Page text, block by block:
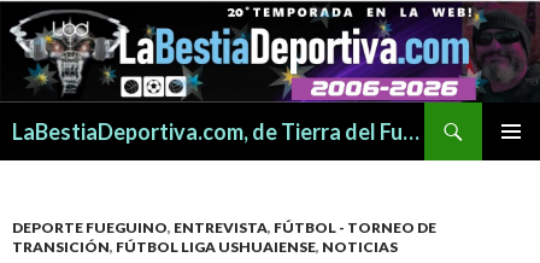
LaBestiaDeportiva.com, de Tierra del Fuego para todo el mundo
DEPORTE FUEGUINO, ENTREVISTA, FÚTBOL - TORNEO DE
TRANSICIÓN, FÚTBOL LIGA USHUAIENSE, NOTICIAS